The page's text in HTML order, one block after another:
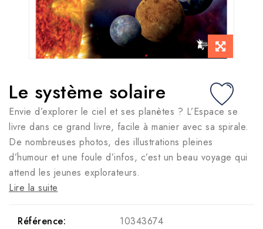
Le système solaire
Envie d’explorer le ciel et ses planètes ? L’Espace se
livre dans ce grand livre, facile à manier avec sa spirale.
De nombreuses photos, des illustrations pleines
d’humour et une foule d’infos, c’est un beau voyage qui
attend les jeunes explorateurs.
Lire la suite
Référence: 10343674